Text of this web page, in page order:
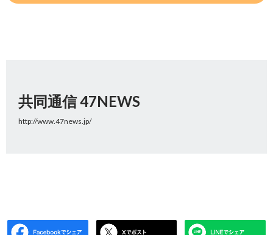
共同通信 47NEWS
http://www.47news.jp/